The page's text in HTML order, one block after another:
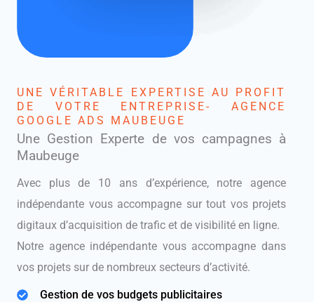
UNE VÉRITABLE EXPERTISE AU PROFIT
DE VOTRE ENTREPRISE- AGENCE
GOOGLE ADS MAUBEUGE
Une Gestion Experte de vos campagnes à
Maubeuge
Avec plus de 10 ans d’expérience, notre agence
indépendante vous accompagne sur tout vos projets
digitaux d’acquisition de trafic et de visibilité en ligne.
Notre agence indépendante vous accompagne dans
vos projets sur de nombreux secteurs d’activité.
Gestion de vos budgets publicitaires